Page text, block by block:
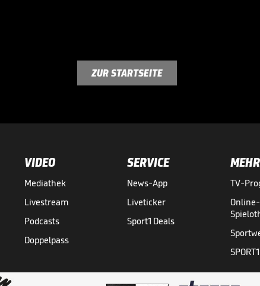
ZUR STARTSEITE
VIDEO
Mediathek
Livestream
Podcasts
Doppelpass
SERVICE
News-App
Liveticker
Sport1 Deals
MEHR
TV-